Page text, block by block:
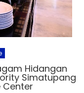
Hidangan
Simatupang
Center